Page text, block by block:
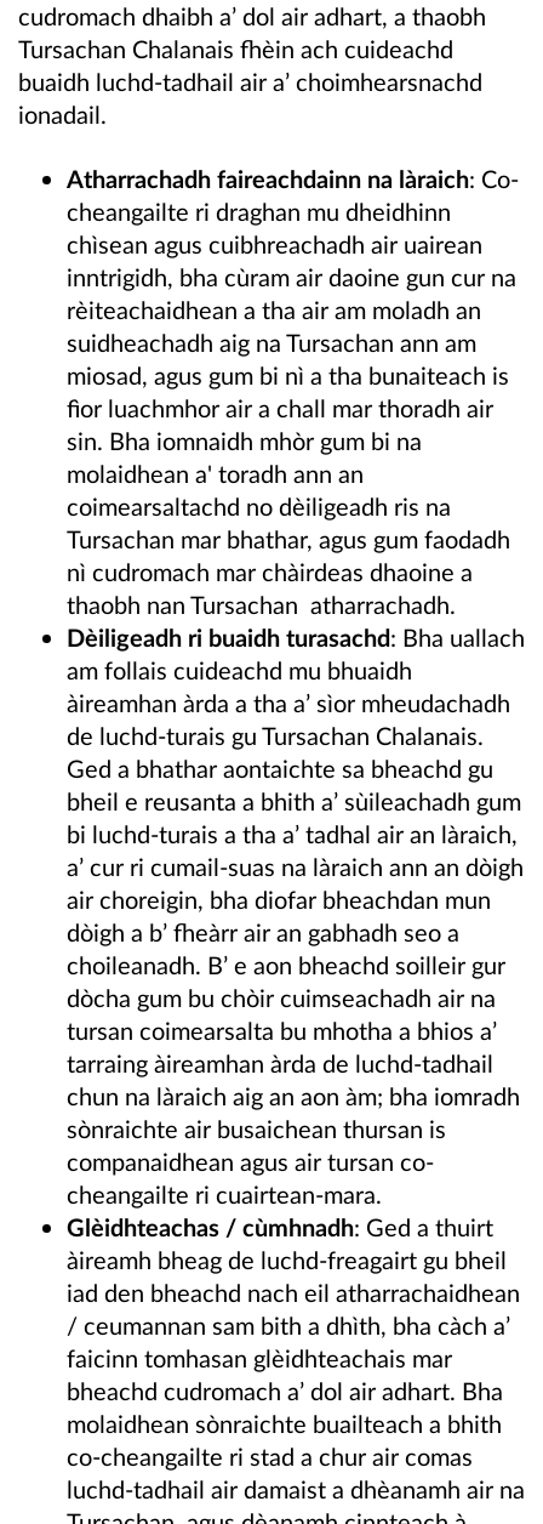
cudromach dhaibh a’ dol air adhart, a thaobh
Tursachan Chalanais fhèin ach cuideachd
buaidh luchd-tadhail air a’ choimhearsnachd
ionadail.
Atharrachadh faireachdainn na làraich: Co-
cheangailte ri draghan mu dheidhinn
chìsean agus cuibhreachadh air uairean
inntrigidh, bha cùram air daoine gun cur na
rèiteachaidhean a tha air am moladh an
suidheachadh aig na Tursachan ann am
miosad, agus gum bi nì a tha bunaiteach is
fìor luachmhor air a chall mar thoradh air
sin. Bha iomnaidh mhòr gum bi na
molaidhean a' toradh ann an
coimearsaltachd no dèiligeadh ris na
Tursachan mar bhathar, agus gum faodadh
nì cudromach mar chàirdeas dhaoine a
thaobh nan Tursachan atharrachadh.
Dèiligeadh ri buaidh turasachd: Bha uallach
am follais cuideachd mu bhuaidh
àireamhan àrda a tha a’ sìor mheudachadh
de luchd-turais gu Tursachan Chalanais.
Ged a bhathar aontaichte sa bheachd gu
bheil e reusanta a bhith a’ sùileachadh gum
bi luchd-turais a tha a’ tadhal air an làraich,
a’ cur ri cumail-suas na làraich ann an dòigh
air choreigin, bha diofar bheachdan mun
dòigh a b’ fheàrr air an gabhadh seo a
choileanadh. B’ e aon bheachd soilleir gur
dòcha gum bu chòir cuimseachadh air na
tursan coimearsalta bu mhotha a bhios a’
tarraing àireamhan àrda de luchd-tadhail
chun na làraich aig an aon àm; bha iomradh
sònraichte air busaichean thursan is
companaidhean agus air tursan co-
cheangailte ri cuairtean-mara.
Glèidhteachas / cùmhnadh: Ged a thuirt
àireamh bheag de luchd-freagairt gu bheil
iad den bheachd nach eil atharrachaidhean
/ ceumannan sam bith a dhìth, bha càch a’
faicinn tomhasan glèidhteachais mar
bheachd cudromach a’ dol air adhart. Bha
molaidhean sònraichte buailteach a bhith
co-cheangailte ri stad a chur air comas
luchd-tadhail air damaist a dhèanamh air na